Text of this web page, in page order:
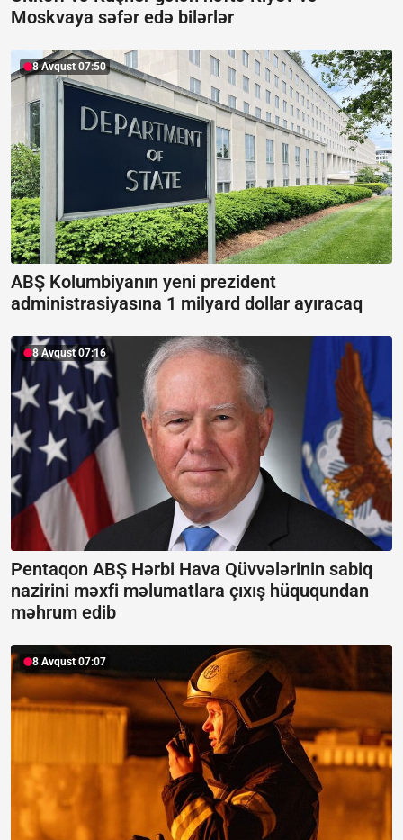
Moskvaya səfər edə bilərlər
8 Avqust 07:50
ABŞ Kolumbiyanın yeni prezident
administrasiyasına 1 milyard dollar ayıracaq
8 Avqust 07:16
Pentaqon ABŞ Hərbi Hava Qüvvələrinin sabiq
nazirini məxfi məlumatlara çıxış hüququndan
məhrum edib
8 Avqust 07:07